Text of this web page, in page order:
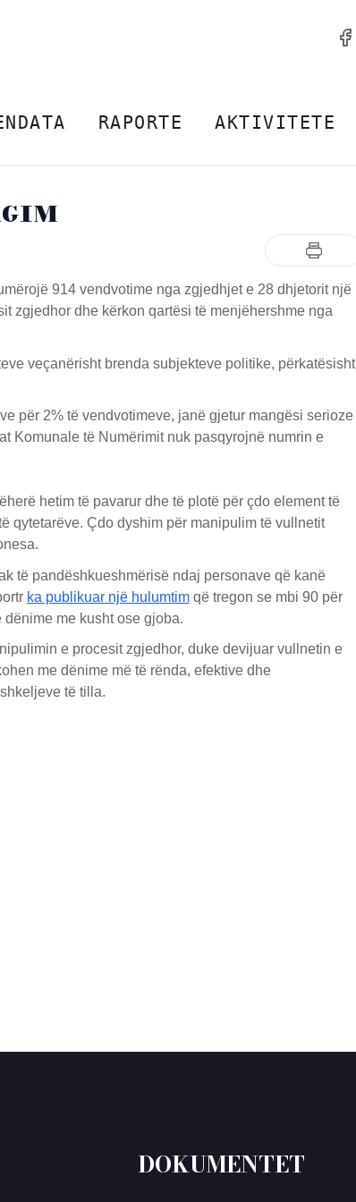
RAPORTE AKTIVITETE
914 vendvotime nga zgjedhjet e 28 dhjetorit një
zgjedhor dhe kërkon qartësi të menjëhershme nga
veçanërisht brenda subjekteve politike, përkatësisht
për 2% të vendvotimeve, janë gjetur mangësi serioze
Komunale të Numërimit nuk pasqyrojnë numrin e
hetim të pavarur dhe të plotë për çdo element të
qytetarëve. Çdo dyshim për manipulim të vullnetit
të pandëshkueshmërisë ndaj personave që kanë
ka publikuar një hulumtimqë tregon se mbi 90 për
me kusht ose gjoba.
e procesit zgjedhor, duke devijuar vullnetin e
me dënime më të rënda, efektive dhe
të tilla.
DOKUMENTET